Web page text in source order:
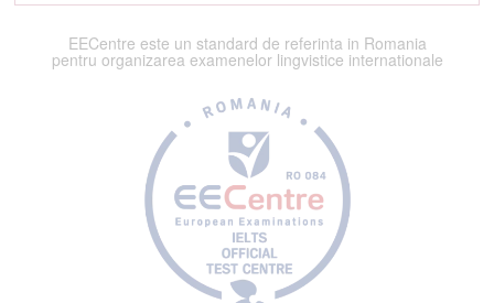
EECentre este un standard de referinta in Romania
pentru organizarea examenelor lingvistice internationale